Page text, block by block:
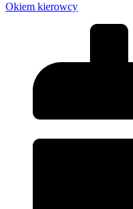
Okiem kierowcy